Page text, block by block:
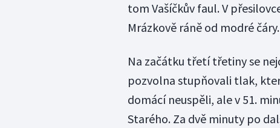
tom Vašíčkův faul. V
Mrázkově ráně od modré čáry.
Na začátku třetí třetiny se
pozvolna stupňovali tlak,
domácí neuspěli, ale v 51.
Starého. Za dvě minuty po